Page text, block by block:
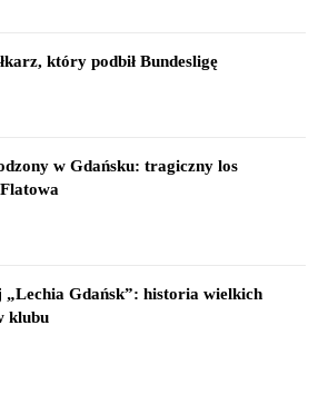
który podbił Bundesligę
w Gdańsku: tragiczny los
„Lechia Gdańsk”: historia wielkich
klubu